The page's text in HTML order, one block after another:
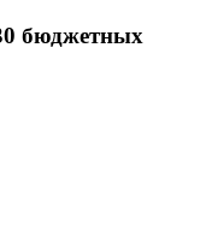
бюджетных